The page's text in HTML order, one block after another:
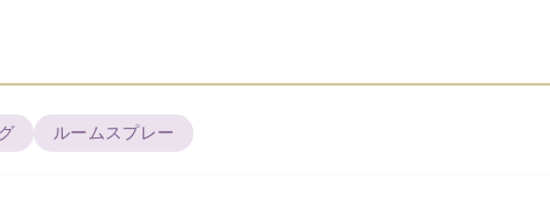
ルームスプレー